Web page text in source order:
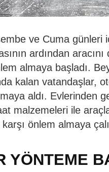
ve Cuma günleri
ardından
almaya başladı.
kalan vatandaşlar,
aldı. Evlerinden
malzemeleri ile
önlem almaya
YÖNTEME